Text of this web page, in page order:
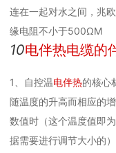
连在一起对水之间，兆
缘电阻不小于500ΩM
10电伴热电缆的
1、自控温电伴热的核心
随温度的升高而相应的
数值时（这个温度值即
据需要进行调节大小的